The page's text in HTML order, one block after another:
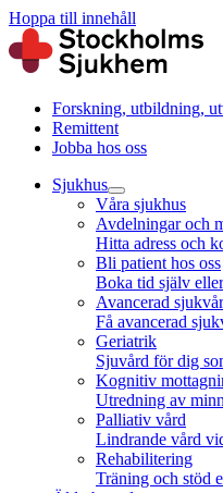
Hoppa till innehåll
Forskning, utbildning,
Remittent
Jobba hos oss
Sjukhus
Våra sjukhus
Avdelningar och
Hitta adress och
Bli patient hos oss
Boka tid själv
Avancerad
Få avancerad
Geriatrik
Sjuvård för dig
Kognitiv
Utredning av
Palliativ vård
Lindrande vård
Rehabilitering
Träning och stöd